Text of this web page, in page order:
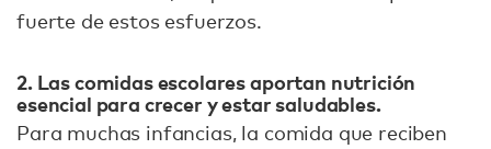
fuerte de estos esfuerzos.
2. Las comidas escolares aportan nutrición
esencial para crecer y estar saludables.
Para muchas infancias, la comida que reciben